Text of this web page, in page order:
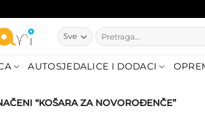
Pretraži:
AUTOSJEDALICE I DODACI
“KOŠARA ZA NOVOROĐENČE”